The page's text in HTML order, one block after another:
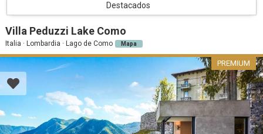
Destacados
Villa Peduzzi Lake Como
Italia · Lombardia · Lago de Como Mapa
PREMIUM